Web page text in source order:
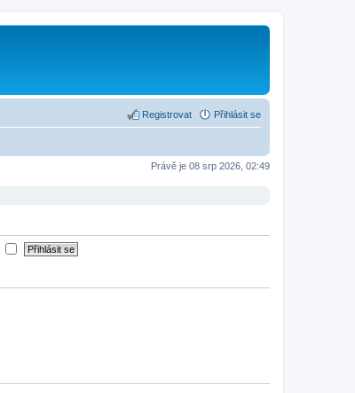
Přihlásit se
Registrovat
Právě je 08 srp 2026, 02:49